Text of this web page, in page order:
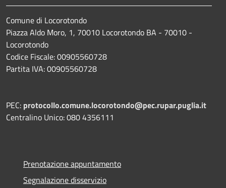
Comune di Locorotondo
Piazza Aldo Moro, 1, 70010 Locorotondo BA - 70010 -
Locorotondo
Codice Fiscale: 00905560728
Partita IVA: 00905560728
PEC: protocollo.comune.locorotondo@pec.rupar.puglia.it
Centralino Unico: 080 4356111
Prenotazione appuntamento
Segnalazione disservizio